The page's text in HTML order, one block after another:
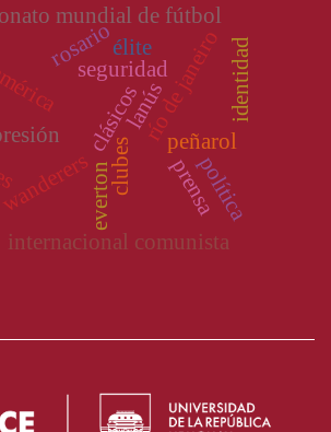
everton
clásicoslanús
clubes
seguridad
rosario río de janeiro
élite
internacional comunista
mundial de fútbol
peñarol
identidad
prensa
política